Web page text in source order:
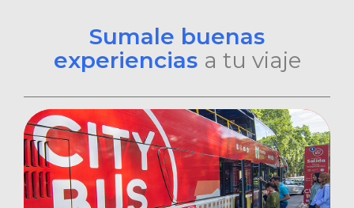
Sumale buenas
experiencias a tu viaje